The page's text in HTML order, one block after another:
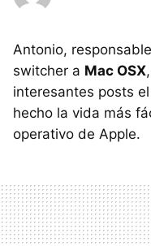
Antonio,
switcher a Mac OSX
interesantes posts
hecho la vida más
operativo de Apple.